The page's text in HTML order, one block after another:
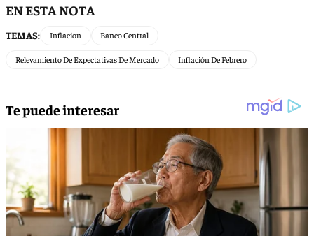
EN ESTA NOTA
TEMAS: Inflacion Banco Central
Relevamiento De Expectativas De Mercado Inflación De Febrero